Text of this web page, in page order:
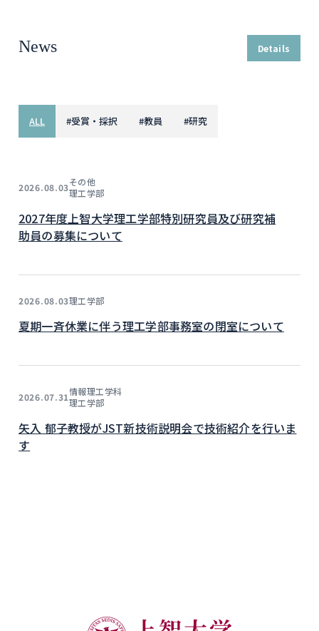
News Details
ALL #受賞・採択 #教員 #研究
2026.08.03その他
理工学部
2027年度上智大学理工学部特別研究員及び研究補
助員の募集について
2026.08.03理工学部
夏期一斉休業に伴う理工学部事務室の閉室について
2026.07.31情報理工学科
理工学部
矢入 郁子教授がJST新技術説明会で技術紹介を行いま
す